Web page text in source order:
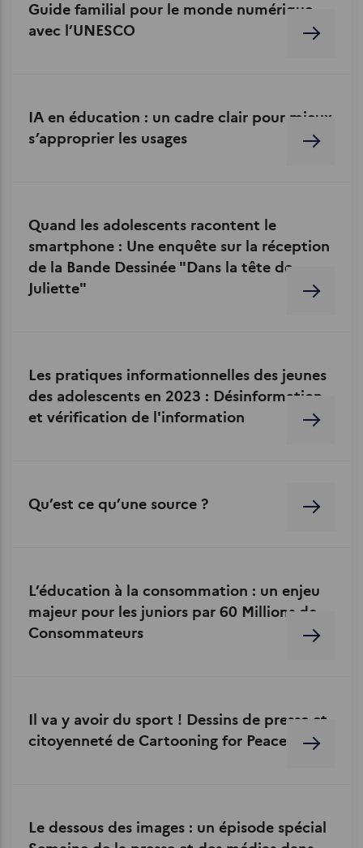
Guide familial pour le monde numérique
avec l’UNESCO
IA en éducation : un cadre clair pour mieux
s’approprier les usages
Quand les adolescents racontent le
smartphone : Une enquête sur la réception
de la Bande Dessinée "Dans la tête de
Juliette"
Les pratiques informationnelles des jeunes
des adolescents en 2023 : Désinformation
et vérification de l'information
Qu’est ce qu’une source ?
L’éducation à la consommation : un enjeu
majeur pour les juniors par 60 Millions de
Consommateurs
Il va y avoir du sport ! Dessins de presse et
citoyenneté de Cartooning for Peace
Le dessous des images : un épisode spécial